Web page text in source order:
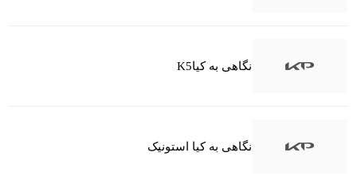
نگاهی به کیاK5
نگاهی به کیا استونیک